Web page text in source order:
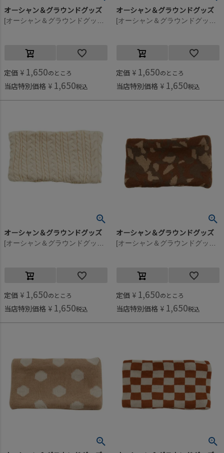
オーシャン＆グラウンドグッズ
定価 ¥ 1,650のところ
当店特別価格 ¥ 1,650税込
オーシャン＆グラウンドグッズ
定価 ¥ 1,650のところ
当店特別価格 ¥ 1,650税込
オーシャン＆グラウンドグッズ
定価 ¥ 1,650のところ
当店特別価格 ¥ 1,650税込
オーシャン＆グラウンドグッズ
定価 ¥ 1,650のところ
当店特別価格 ¥ 1,650税込